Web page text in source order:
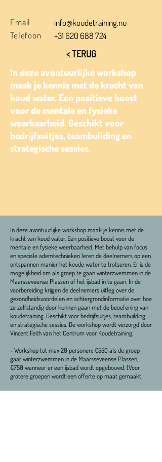
Email
Telefoon
info@koudetraining.nu
+31 620 688 724
< TERUG
In deze avontuurlijke workshop
maak je kennis met de kracht van
koud water. Een positieve boost
voor de mentale en fysieke
weerbaarheid. Geschikt voor
bedrijfsuitjes, teambuilding en
strategische sessies.
In deze avontuurlijke workshop maak je kennis met de
kracht van koud water. Een positieve boost voor de
mentale en fysieke weerbaarheid. Met behulp van focus
en speciale ademtechnieken leren de deelnemers op een
ontspannen manier het koude water te trotseren. Er is de
mogelijkheid om als groep te gaan winterzwemmen in de
Maarsseveense Plassen of het ijsbad in te gaan. In de
voorbereiding krijgen de deelnemers uitleg over de
gezondheidsvoordelen en achtergrondinformatie over hoe
ze zelfstandig door kunnen gaan met de beoefening van
koudetraining. Geschikt voor bedrijfsuitjes, teambuilding
en strategische sessies. De workshop wordt verzorgd door
Vincent Feith van het Centrum voor Koudetraining.
- Workshop tot max 20 personen: €550 als de groep
gaat winterzwemmen in de Maarsseveense Plassen,
€750 wanneer er een ijsbad wordt opgebouwd. (Voor
grotere groepen wordt een offerte op maat gemaakt.